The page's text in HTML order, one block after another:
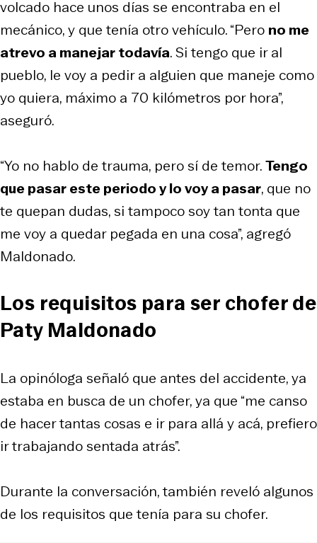
volcado hace unos días se encontraba en el
mecánico, y que tenía otro vehículo. “Pero no me
atrevo a manejar todavía. Si tengo que ir al
pueblo, le voy a pedir a alguien que maneje como
yo quiera, máximo a 70 kilómetros por hora”,
aseguró.
“Yo no hablo de trauma, pero sí de temor.Tengo
que pasar este periodo y lo voy a pasar, que no
te quepan dudas, si tampoco soy tan tonta que
me voy a quedar pegada en una cosa”, agregó
Maldonado.
Los requisitos para ser chofer de
Paty Maldonado
La opinóloga señaló que antes del accidente, ya
estaba en busca de un chofer, ya que “me canso
de hacer tantas cosas e ir para allá y acá, prefiero
ir trabajando sentada atrás”.
Durante la conversación, también reveló algunos
de los requisitos que tenía para su chofer.